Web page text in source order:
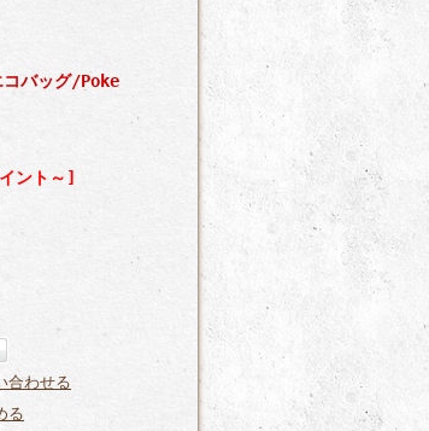
コバッグ/Poke
ント～]
合わせる
る